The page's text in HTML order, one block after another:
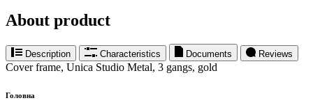
About product
Description Characteristics Documents Reviews
Cover frame, Unica Studio Metal, 3 gangs, gold
Головна